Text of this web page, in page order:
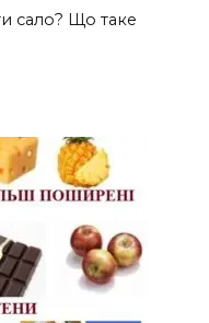
сало? Що таке